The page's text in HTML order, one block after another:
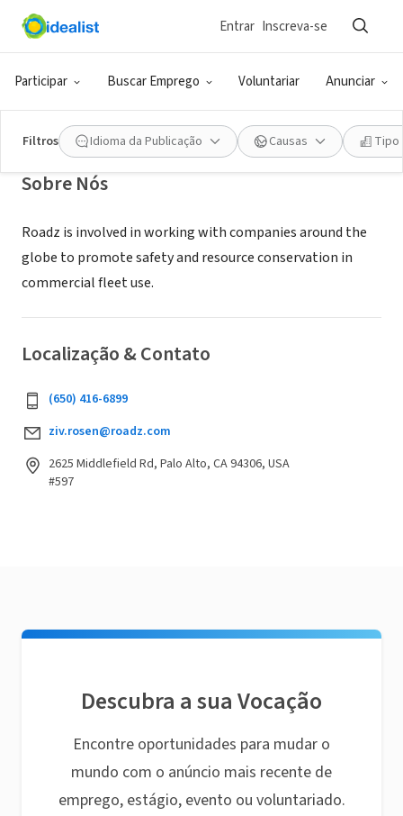
Participar Buscar Emprego Voluntariar Anunciar
Entrar Inscreva-se
Filtros Idioma da Publicação Causas Tipo
EMPRESA (ESG E NEGÓCIO SOCIAL)
Roadz
Sobre Nós
Roadz is involved in working with companies around the
globe to promote safety and resource conservation in
commercial fleet use.
Localização & Contato
‪(650) 416-6899‬
ziv.rosen@roadz.com
2625 Middlefield Rd, Palo Alto, CA 94306, USA
#597
Descubra a sua Vocação
Encontre oportunidades para mudar o
mundo com o anúncio mais recente de
emprego, estágio, evento ou voluntariado.